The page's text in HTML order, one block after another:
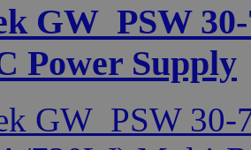
GW_PSW
Power Supply